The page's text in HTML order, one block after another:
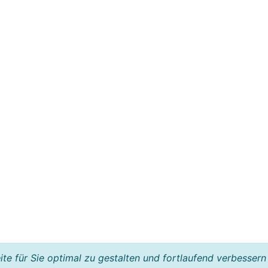
für Sie optimal zu gestalten und fortlaufend